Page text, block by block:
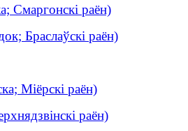
Смаргонскі раён)
Браслаўскі раён)
Міёрскі раён)
раён)